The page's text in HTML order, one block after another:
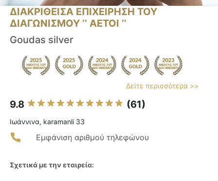
ΔΙΑΚΡΙΘΕΙΣΑ ΕΠΙΧΕΙΡΗΣΗ ΤΟΥ
ΔΙΑΓΩΝΙΣΜΟΥ ‘’ ΑΕΤΟΙ ‘’
Goudas silver
Δείτε περισσότερα >>
9.8 (61)
Ιωάννινα, karamanli 33
Εμφάνιση αριθμού τηλεφώνου
Σχετικά με την εταιρεία: